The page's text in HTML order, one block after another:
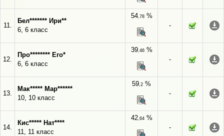
11.
Бел******* Ири**
6, 6 класс
54,78%
-
12.
Про******** Его*
6, 6 класс
39,46%
-
13.
Мак***** Мар******
10, 10 класс
59,2 %
-
14.
Кис***** Нат****
11, 11 класс
42,64%
-